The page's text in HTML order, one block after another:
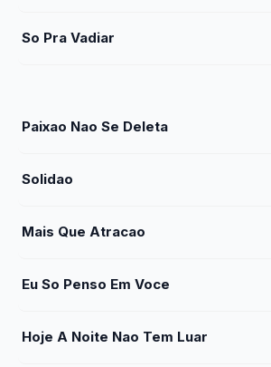
So Pra Vadiar
Paixao Nao Se Deleta
Solidao
Mais Que Atracao
Eu So Penso Em Voce
Hoje A Noite Nao Tem Luar